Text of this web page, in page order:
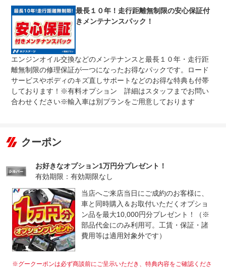
は、スタッフまでお気軽にお尋ねください。
法定整備
整備付 法定12ヶ月または法定24ヶ月点検整備付
※車検なし・車検整備付の場合は法定24ヶ月点検整備付
※商用車は6ヶ月または12ヶ月点検整備付
法定整備
について
１．契約後～納車までに法定点検を実施致します。 ２．
支払総額に整備代金を含んでおります。 ３．点検記録簿
が発行されます。
最長１０年！走行距離無制限の安心保証付
きメンテナンスパック！
エンジンオイル交換などのメンテナンスと最長１０年・走行距
離無制限の修理保証が一つになったお得なパックです。ロード
サービスやボディのキズ直しサポートなどのお得な特典も付帯
しております！※有料オプション 詳細はスタッフまでお問い
合わせください※輸入車は別プランをご用意しております
クーポン
お好きなオプション1万円分プレゼント！
有効期限：有効期限なし
当店へご来店当日にご成約のお客様に、
車と同時購入＆お取付いただくオプショ
ン品を最大10,000円分プレゼント！（※
部品代金にのみ利用可。工賃・保証・諸
費用等は適用対象外です）
※グークーポンは必ず商談前にご呈示いただき、特典内容をご確認くださ